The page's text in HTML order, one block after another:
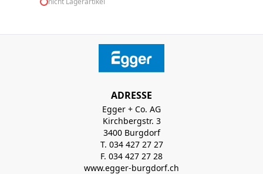
ADRESSE
Egger + Co. AG
Kirchbergstr. 3
3400 Burgdorf
T. 034 427 27 27
F. 034 427 27 28
www.egger-burgdorf.ch